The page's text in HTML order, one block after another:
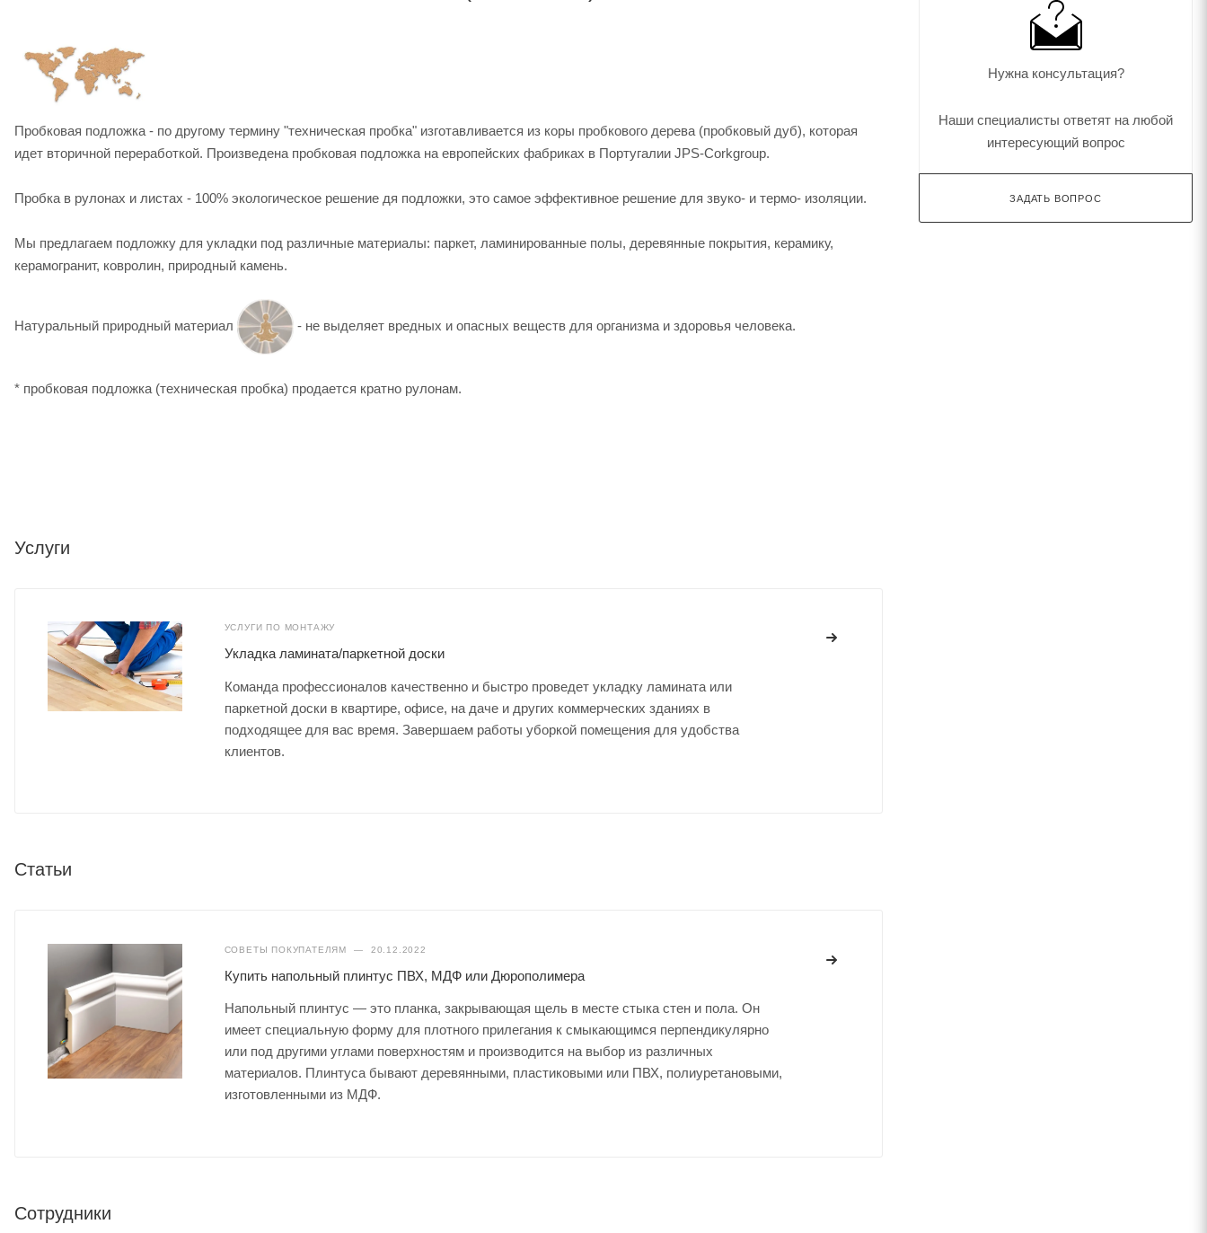
Пробковая подложка - по другому термину "техническая пробка" изготавливается из коры пробкового дерева (пробковый дуб), которая
идет вторичной переработкой. Произведена пробковая подложка на европейских фабриках в Португалии JPS-Corkgroup.
Пробка в рулонах и листах - 100% экологическое решение дя подложки, это самое эффективное решение для звуко- и термо- изоляции.
Мы предлагаем подложку для укладки под различные материалы: паркет, ламинированные полы, деревянные покрытия, керамику,
керамогранит, ковролин, природный камень.
Натуральный природный материал - не выделяет вредных и опасных веществ для организма и здоровья человека.
* пробковая подложка (техническая пробка) продается кратно рулонам.
Услуги
УСЛУГИ ПО МОНТАЖУ
Укладка ламината/паркетной доски
Команда профессионалов качественно и быстро проведет укладку ламината или
паркетной доски в квартире, офисе, на даче и других коммерческих зданиях в
подходящее для вас время. Завершаем работы уборкой помещения для удобства
клиентов.
Статьи
СОВЕТЫ ПОКУПАТЕЛЯМ — 20.12.2022
Купить напольный плинтус ПВХ, МДФ или Дюрополимера
Напольный плинтус — это планка, закрывающая щель в месте стыка стен и пола. Он
имеет специальную форму для плотного прилегания к смыкающимся перпендикулярно
или под другими углами поверхностям и производится на выбор из различных
материалов. Плинтуса бывают деревянными, пластиковыми или ПВХ, полиуретановыми,
изготовленными из МДФ.
Сотрудники
Нужна консультация?
Наши специалисты ответят на любой
интересующий вопрос
ЗАДАТЬ ВОПРОС